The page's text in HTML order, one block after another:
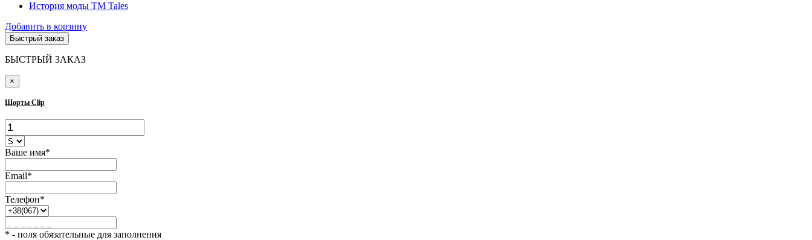
История моды ТМ Tales
Добавить в корзину
Быстрый заказ
БЫСТРЫЙ ЗАКАЗ
×
Шорты Clip
Ваше имя*
Email*
Телефон*
* - поля обязательные для заполнения